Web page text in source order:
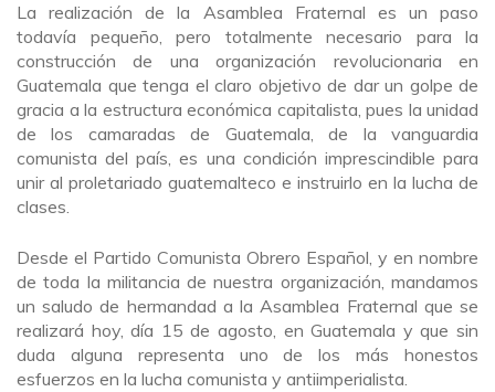
La realización de la Asamblea Fraternal es un paso
todavía pequeño, pero totalmente necesario para la
construcción de una organización revolucionaria en
Guatemala que tenga el claro objetivo de dar un golpe de
gracia a la estructura económica capitalista, pues la unidad
de los camaradas de Guatemala, de la vanguardia
comunista del país, es una condición imprescindible para
unir al proletariado guatemalteco e instruirlo en la lucha de
clases.
Desde el Partido Comunista Obrero Español, y en nombre
de toda la militancia de nuestra organización, mandamos
un saludo de hermandad a la Asamblea Fraternal que se
realizará hoy, día 15 de agosto, en Guatemala y que sin
duda alguna representa uno de los más honestos
esfuerzos en la lucha comunista y antiimperialista.